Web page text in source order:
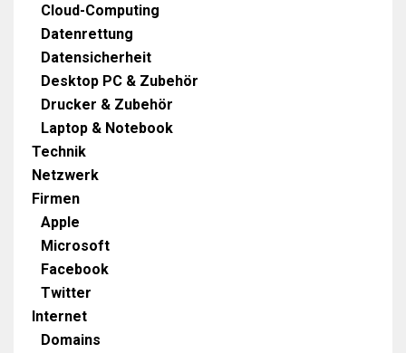
Cloud-Computing
Datenrettung
Datensicherheit
Desktop PC & Zubehör
Drucker & Zubehör
Laptop & Notebook
Technik
Netzwerk
Firmen
Apple
Microsoft
Facebook
Twitter
Internet
Domains